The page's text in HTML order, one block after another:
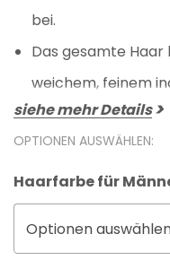
bei.
Das gesamte
weichem, feinem
siehe mehr Details
OPTIONEN AUSWÄHLEN:
Haarfarbe für
Optionen